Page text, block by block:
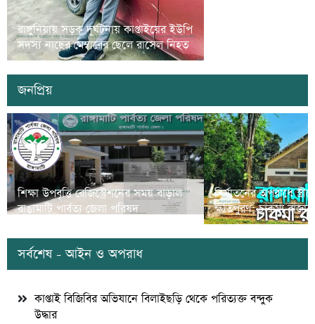
রাঙ্গুনিয়ায় সড়ক দূর্ঘটনায় কাপ্তাইয়ের ইউপি
সদস্য নাছের মেম্বারের ছেলে রাসেল নিহত
জনপ্রিয়
শিক্ষা উপবৃত্তি রেজিস্ট্রেশনের সময় বাড়াল
রাঙামাটি পার্বত্য জেলা পরিষদ
নির্যাতনের অপরাধে
ক্ষতিপুরণ; চাকমা
সর্বশেষ - আইন ও অপরাধ
কাপ্তাই বিজিবির অভিযানে বিলাইছড়ি থেকে পরিত্যক্ত বন্দুক
উদ্ধার